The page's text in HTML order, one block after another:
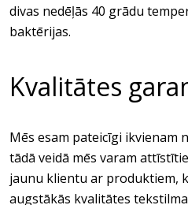
divas nedēļās 40 grādu
baktērijas.
Kvalitātes
Mēs esam pateicīgi ikvienam
tādā veidā mēs varam
jaunu klientu ar produktiem,
augstākās kvalitātes